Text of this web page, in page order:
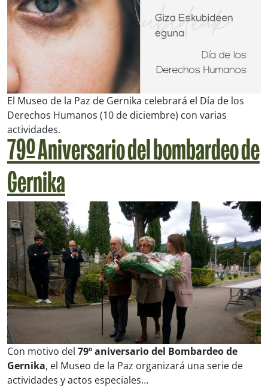
El Museo de la Paz de Gernika celebrará el Día de los
Derechos Humanos (10 de diciembre) con varias
actividades.
79º Aniversario del bombardeo de
Gernika
Con motivo del 79º aniversario del Bombardeo de
Gernika, el Museo de la Paz organizará una serie de
actividades y actos especiales…